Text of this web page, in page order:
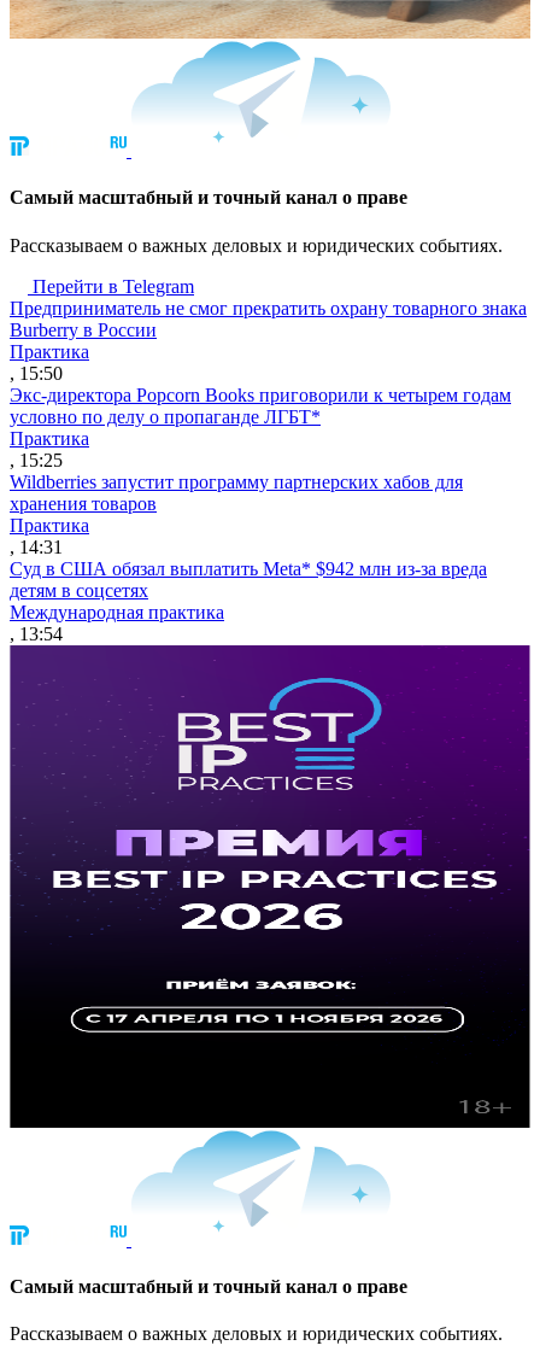
Cамый масштабный и точный канал о праве
Рассказываем о важных деловых и юридических событиях.
Перейти в Telegram
Предприниматель не смог прекратить охрану товарного знака
Burberry в России
Практика
, 15:50
Экс-директора Popcorn Books приговорили к четырем годам
условно по делу о пропаганде ЛГБТ*
Практика
, 15:25
Wildberries запустит программу партнерских хабов для
хранения товаров
Практика
, 14:31
Суд в США обязал выплатить Meta* $942 млн из-за вреда
детям в соцсетях
Международная практика
, 13:54
Cамый масштабный и точный канал о праве
Рассказываем о важных деловых и юридических событиях.